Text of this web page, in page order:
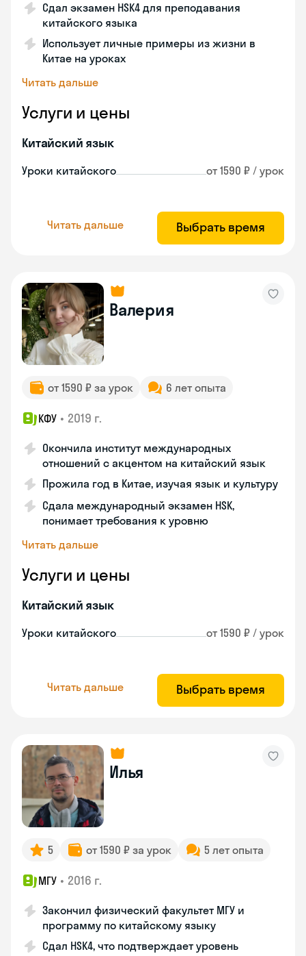
Сдал экзамен HSK4 для преподавания
китайского языка
Использует личные примеры из жизни в
Китае на уроках
Читать дальше
Услуги и цены
Китайский язык
Уроки китайского от 1590 ₽ / урок
Читать дальше Выбрать время
Валерия
от 1590 ₽ за урок 6 лет опыта
КФУ • 2019 г.
Окончила институт международных
отношений с акцентом на китайский язык
Прожила год в Китае, изучая язык и культуру
Сдала международный экзамен HSK,
понимает требования к уровню
Читать дальше
Услуги и цены
Китайский язык
Уроки китайского от 1590 ₽ / урок
Читать дальше Выбрать время
Илья
5 от 1590 ₽ за урок 5 лет опыта
МГУ • 2016 г.
Закончил физический факультет МГУ и
программу по китайскому языку
Сдал HSK4, что подтверждает уровень